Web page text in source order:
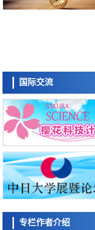
群马大学开发针对难治性癫
九州大学揭示夜间眼压升高
东京都产技研采用新手法开
经济・社会
日本生成式AI使用者占比一
政策
日本修订首都直下型地震紧急
火灾防控
科学研究
福井大学发现细胞记忆过往
科学研究
神户大学确认口服癌症疫苗
癌患者中开展临床试验
政策
日本发布《令和8年版科学技
科学研究
东京大学发现可诱导细胞死亡
国际交流
专栏作者介绍
日本科学未来馆 科学交
流员
小岩井忠道